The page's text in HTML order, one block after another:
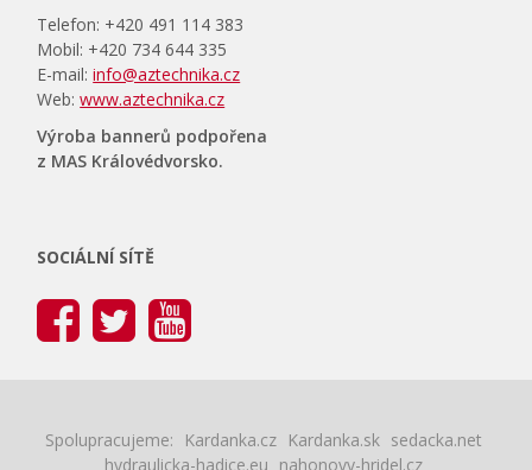
Telefon: +420 491 114 383
Mobil: +420 734 644 335
E-mail:info@aztechnika.cz
Web:www.aztechnika.cz
Výroba bannerů podpořena
z MAS Královédvorsko.
SOCIÁLNÍ SÍTĚ
Spolupracujeme: Kardanka.cz Kardanka.sk sedacka.net
hydraulicka-hadice.eu nahonovy-hridel.cz